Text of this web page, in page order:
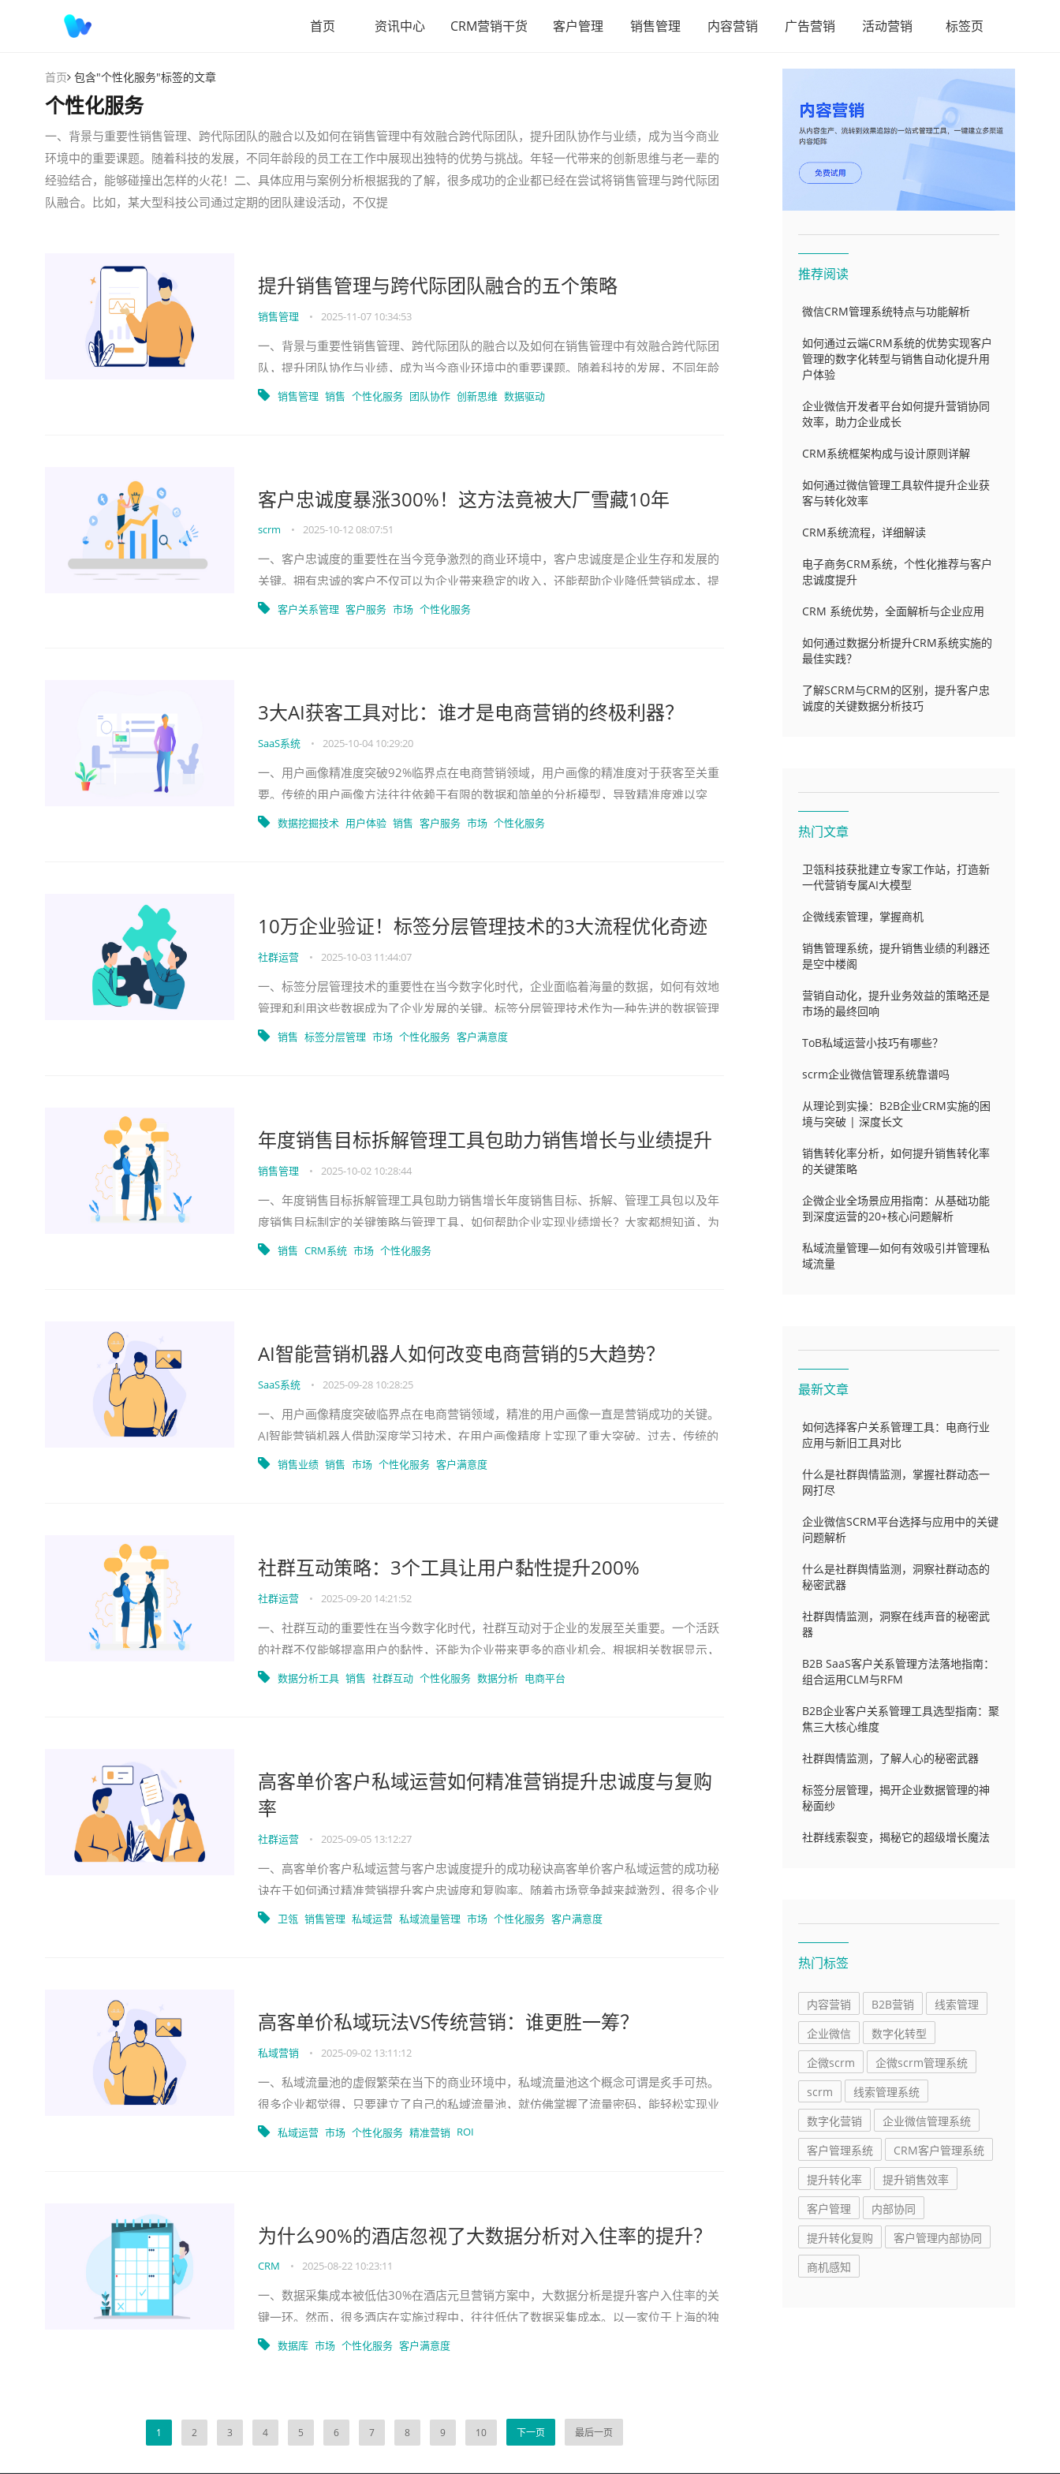
首页 资讯中心 CRM营销干货 客户管理 销售管理 内容营销 广告营销 活动营销 标签页
首页 包含"个性化服务"标签的文章
个性化服务
一、背景与重要性销售管理、跨代际团队的融合以及如何在销售管理中有效融合跨代际团队，提升团队协作与业绩，成为当今商业
环境中的重要课题。随着科技的发展，不同年龄段的员工在工作中展现出独特的优势与挑战。年轻一代带来的创新思维与老一辈的
经验结合，能够碰撞出怎样的火花！二、具体应用与案例分析根据我的了解，很多成功的企业都已经在尝试将销售管理与跨代际团
队融合。比如，某大型科技公司通过定期的团队建设活动，不仅提
提升销售管理与跨代际团队融合的五个策略
销售管理 • 2025-11-07 10:34:53
一、背景与重要性销售管理、跨代际团队的融合以及如何在销售管理中有效融合跨代际团
队，提升团队协作与业绩，成为当今商业环境中的重要课题。随着科技的发展，不同年龄
段的员工在工作中展现出独特的优势与挑战。年轻
销售管理 销售 个性化服务 团队协作 创新思维 数据驱动
客户忠诚度暴涨300%！这方法竟被大厂雪藏10年
scrm • 2025-10-12 08:07:51
一、客户忠诚度的重要性在当今竞争激烈的商业环境中，客户忠诚度是企业生存和发展的
关键。拥有忠诚的客户不仅可以为企业带来稳定的收入，还能帮助企业降低营销成本，提
高品牌知名度和美誉度。据统计，吸引一个新客户
客户关系管理 客户服务 市场 个性化服务
3大AI获客工具对比：谁才是电商营销的终极利器？
SaaS系统 • 2025-10-04 10:29:20
一、用户画像精准度突破92%临界点在电商营销领域，用户画像的精准度对于获客至关重
要。传统的用户画像方法往往依赖于有限的数据和简单的分析模型，导致精准度难以突
破。而借助AI获客工具中的机器学习技术，这一
数据挖掘技术 用户体验 销售 客户服务 市场 个性化服务
10万企业验证！标签分层管理技术的3大流程优化奇迹
社群运营 • 2025-10-03 11:44:07
一、标签分层管理技术的重要性在当今数字化时代，企业面临着海量的数据，如何有效地
管理和利用这些数据成为了企业发展的关键。标签分层管理技术作为一种先进的数据管理
方法，能够帮助企业对用户、产品等进行精准的分
销售 标签分层管理 市场 个性化服务 客户满意度
年度销售目标拆解管理工具包助力销售增长与业绩提升
销售管理 • 2025-10-02 10:28:44
一、年度销售目标拆解管理工具包助力销售增长年度销售目标、拆解、管理工具包以及年
度销售目标制定的关键策略与管理工具，如何帮助企业实现业绩增长？大家都想知道，为
什么我们在企业中总是要设定年度销售目标呢？其
销售 CRM系统 市场 个性化服务
AI智能营销机器人如何改变电商营销的5大趋势？
SaaS系统 • 2025-09-28 10:28:25
一、用户画像精度突破临界点在电商营销领域，精准的用户画像一直是营销成功的关键。
AI智能营销机器人借助深度学习技术，在用户画像精度上实现了重大突破。过去，传统的
营销方案主要依靠有限的数据来源和简单的分析
销售业绩 销售 市场 个性化服务 客户满意度
社群互动策略：3个工具让用户黏性提升200%
社群运营 • 2025-09-20 14:21:52
一、社群互动的重要性在当今数字化时代，社群互动对于企业的发展至关重要。一个活跃
的社群不仅能够提高用户的黏性，还能为企业带来更多的商业机会。根据相关数据显示，
拥有高互动性社群的企业，其用户留存率比普通企
数据分析工具 销售 社群互动 个性化服务 数据分析 电商平台
高客单价客户私域运营如何精准营销提升忠诚度与复购
率
社群运营 • 2025-09-05 13:12:27
一、高客单价客户私域运营与客户忠诚度提升的成功秘诀高客单价客户私域运营的成功秘
诀在于如何通过精准营销提升客户忠诚度和复购率。随着市场竞争越来越激烈，很多企业
都在寻找提升客户忠诚度的有效方法。而高客单价
卫瓴 销售管理 私域运营 私域流量管理 市场 个性化服务 客户满意度
高客单价私域玩法VS传统营销：谁更胜一筹？
私域营销 • 2025-09-02 13:11:12
一、私域流量池的虚假繁荣在当下的商业环境中，私域流量池这个概念可谓是炙手可热。
很多企业都觉得，只要建立了自己的私域流量池，就仿佛掌握了流量密码，能轻松实现业
务增长。但实际上，这里面存在着不少虚假繁荣的
私域运营 市场 个性化服务 精准营销 ROI
为什么90%的酒店忽视了大数据分析对入住率的提升？
CRM • 2025-08-22 10:23:11
一、数据采集成本被低估30%在酒店元旦营销方案中，大数据分析是提升客户入住率的关
键一环。然而，很多酒店在实施过程中，往往低估了数据采集成本。以一家位于上海的独
角兽酒店为例。在筹备元旦营销活动时，他们计
数据库 市场 个性化服务 客户满意度
1 2 3 4 5 6 7 8 9 10 下一页 最后一页
推荐阅读
微信CRM管理系统特点与功能解析
如何通过云端CRM系统的优势实现客户
管理的数字化转型与销售自动化提升用
户体验
企业微信开发者平台如何提升营销协同
效率，助力企业成长
CRM系统框架构成与设计原则详解
如何通过微信管理工具软件提升企业获
客与转化效率
CRM系统流程，详细解读
电子商务CRM系统，个性化推荐与客户
忠诚度提升
CRM 系统优势，全面解析与企业应用
如何通过数据分析提升CRM系统实施的
最佳实践？
了解SCRM与CRM的区别，提升客户忠
诚度的关键数据分析技巧
热门文章
卫瓴科技获批建立专家工作站，打造新
一代营销专属AI大模型
企微线索管理，掌握商机
销售管理系统，提升销售业绩的利器还
是空中楼阁
营销自动化，提升业务效益的策略还是
市场的最终回响
ToB私域运营小技巧有哪些？
scrm企业微信管理系统靠谱吗
从理论到实操：B2B企业CRM实施的困
境与突破 | 深度长文
销售转化率分析，如何提升销售转化率
的关键策略
企微企业全场景应用指南：从基础功能
到深度运营的20+核心问题解析
私域流量管理—如何有效吸引并管理私
域流量
最新文章
如何选择客户关系管理工具：电商行业
应用与新旧工具对比
什么是社群舆情监测，掌握社群动态一
网打尽
企业微信SCRM平台选择与应用中的关键
问题解析
什么是社群舆情监测，洞察社群动态的
秘密武器
社群舆情监测，洞察在线声音的秘密武
器
B2B SaaS客户关系管理方法落地指南：
组合运用CLM与RFM
B2B企业客户关系管理工具选型指南：聚
焦三大核心维度
社群舆情监测，了解人心的秘密武器
标签分层管理，揭开企业数据管理的神
秘面纱
社群线索裂变，揭秘它的超级增长魔法
热门标签
内容营销 B2B营销
线索管理
企业微信
数字化转型
企微scrm
企微scrm管理系统
scrm
线索管理系统
数字化营销
企业微信管理系统
客户管理系统
CRM客户管理系统
提升转化率
提升销售效率
客户管理
内部协同
提升转化复购
客户管理内部协同
商机感知